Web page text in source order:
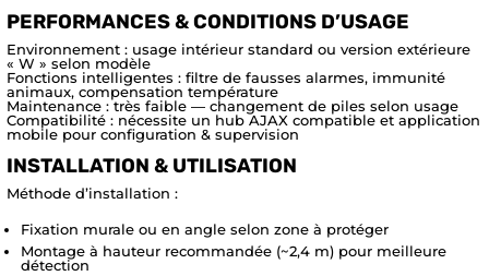
PERFORMANCES & CONDITIONS D’USAGE
Environnement : usage intérieur standard ou version extérieure
« W » selon modèle
Fonctions intelligentes : filtre de fausses alarmes, immunité
animaux, compensation température
Maintenance : très faible — changement de piles selon usage
Compatibilité : nécessite un hub AJAX compatible et application
mobile pour configuration & supervision
INSTALLATION & UTILISATION
Méthode d’installation :
Fixation murale ou en angle selon zone à protéger
Montage à hauteur recommandée (~2,4 m) pour meilleure
détection